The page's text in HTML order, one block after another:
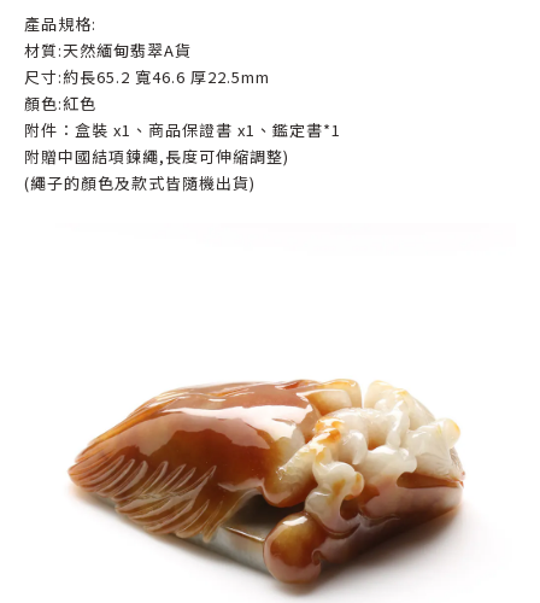
產品規格:
材質:天然緬甸翡翠A貨
尺寸:約長65.2 寬46.6 厚22.5mm
顏色:紅色
附件：盒裝 x1、商品保證書 x1、鑑定書*1
附贈中國結項鍊繩,長度可伸縮調整)
(繩子的顏色及款式皆隨機出貨)